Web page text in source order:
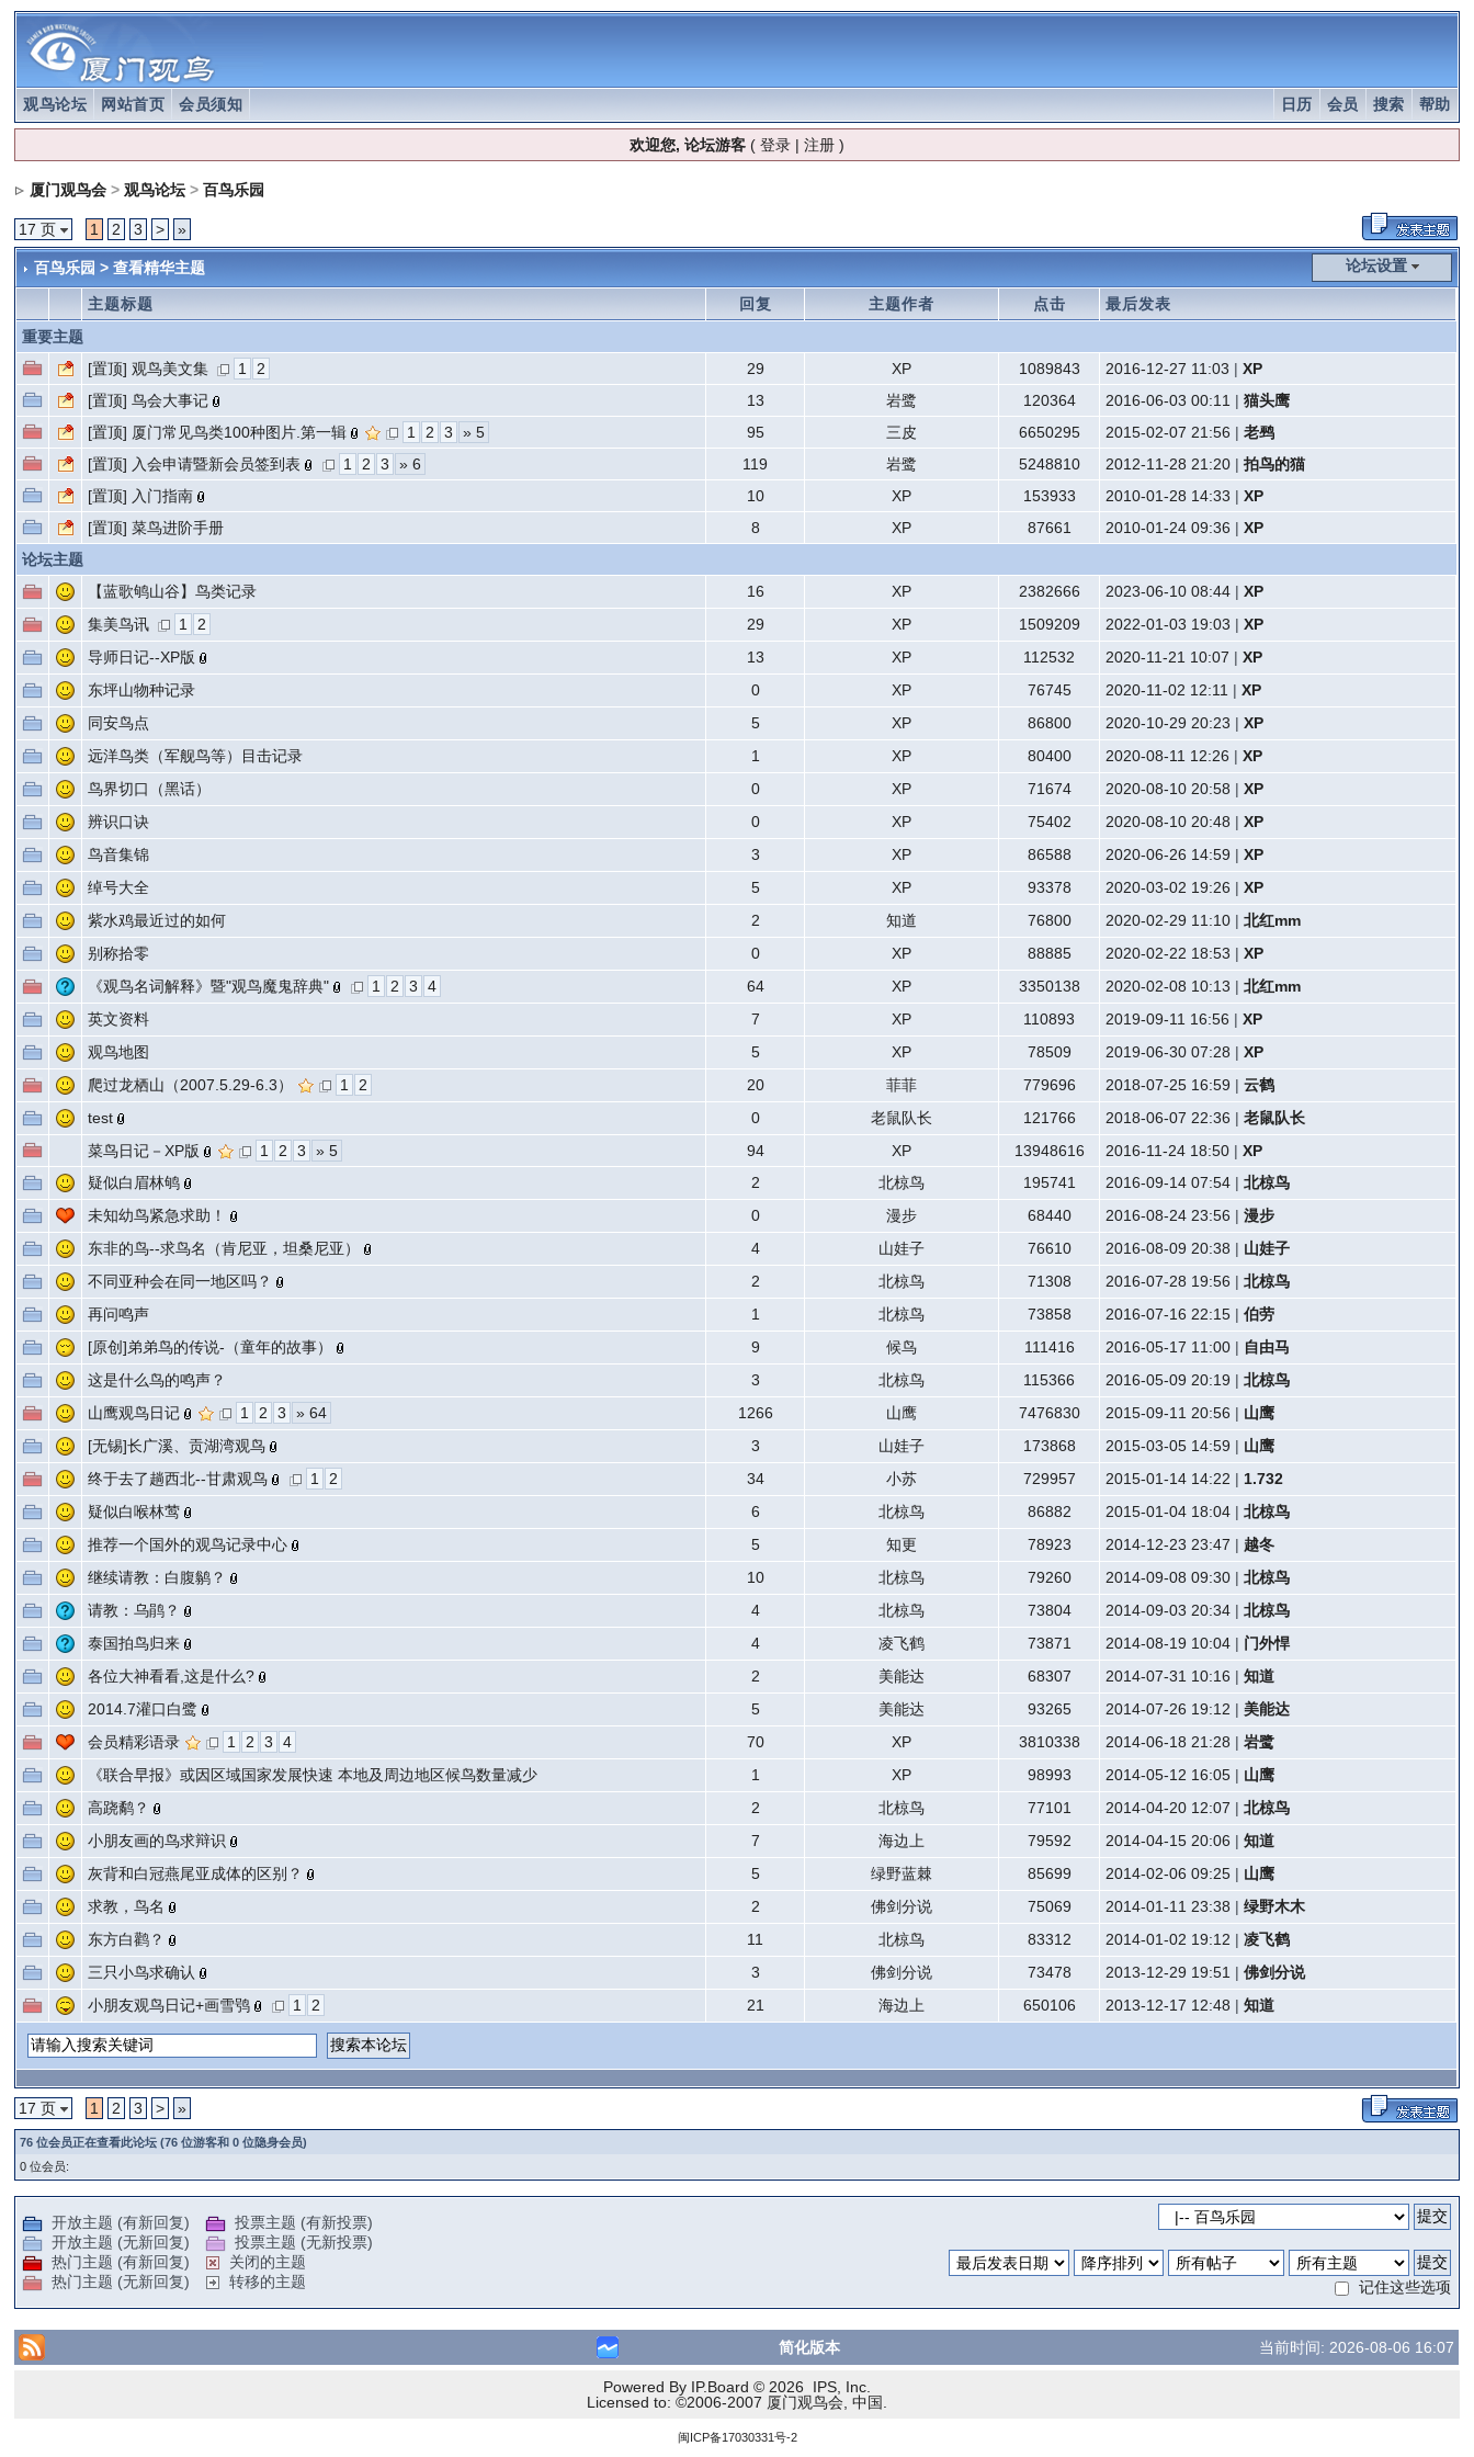
观鸟论坛 网站首页 会员须知 帮助
搜索
会员
日历
欢迎您, 论坛游客( 登录| 注册)
厦门观鸟会 >观鸟论坛>百鸟乐园
17 页 1 2 3 > »
百鸟乐园 >查看精华主题 论坛设置
主题标题 回复 主题作者 点击
最后发表
重要主题
[置顶]观鸟美文集 1 2 29 XP 1089843 2016-12-27 11:03 |XP
[置顶]鸟会大事记 13 岩鹭 120364 2016-06-03 00:11 |猫头鹰
[置顶] 厦门常见鸟类100种图片.第一辑 1 2 3 » 5 95 三皮 6650295 2015-02-07 21:56 |老鹀
[置顶] 入会申请暨新会员签到表 1 2 3 » 6 119 岩鹭 5248810 2012-11-28 21:20 |拍鸟的猫
[置顶] 入门指南 10 XP 153933 2010-01-28 14:33 |XP
[置顶]菜鸟进阶手册 8 XP 87661 2010-01-24 09:36 |XP
论坛主题
【蓝歌鸲山谷】鸟类记录
16 XP 2382666 2023-06-10 08:44 |XP
集美鸟讯
1 2 29 XP 1509209 2022-01-03 19:03 |XP
导师日记--XP版
13 XP 112532 2020-11-21 10:07 |XP
东坪山物种记录
0 XP 76745 2020-11-02 12:11 |XP
同安鸟点
5 XP 86800 2020-10-29 20:23 |XP
远洋鸟类（军舰鸟等）目击记录
1 XP 80400 2020-08-11 12:26 |XP
鸟界切口（黑话）
0 XP 71674 2020-08-10 20:58 |XP
辨识口诀
0 XP 75402 2020-08-10 20:48 |XP
鸟音集锦
3 XP 86588 2020-06-26 14:59 |XP
绰号大全
5 XP 93378 2020-03-02 19:26 |XP
紫水鸡最近过的如何
2 知道 76800 2020-02-29 11:10 |北红mm
别称拾零
0 XP 88885 2020-02-22 18:53 |XP
《观鸟名词解释》暨"观鸟魔鬼辞典"
1 2 3 4 64 XP 3350138 2020-02-08 10:13 |北红mm
英文资料
7 XP 110893 2019-09-11 16:56 |XP
观鸟地图
5 XP 78509 2019-06-30 07:28 |XP
爬过龙栖山（2007.5.29-6.3）
1 2 20 菲菲 779696 2018-07-25 16:59 |云鹤
test
0 老鼠队长 121766 2018-06-07 22:36 |老鼠队长
菜鸟日记－XP版
1 2 3 » 5 94 XP 13948616 2016-11-24 18:50 |XP
疑似白眉林鸲
2 北椋鸟 195741 2016-09-14 07:54 |北椋鸟
未知幼鸟紧急求助！
0 漫步 68440 2016-08-24 23:56 |漫步
东非的鸟--求鸟名（肯尼亚，坦桑尼亚）
4 山娃子 76610 2016-08-09 20:38 | 山娃子
不同亚种会在同一地区吗？
2 北椋鸟 71308 2016-07-28 19:56 |北椋鸟
再问鸣声
1 北椋鸟 73858 2016-07-16 22:15 |伯劳
[原创]弟弟鸟的传说-（童年的故事）
9 候鸟 111416 2016-05-17 11:00 | 自由马
这是什么鸟的鸣声？
3 北椋鸟 115366 2016-05-09 20:19 |北椋鸟
山鹰观鸟日记
1 2 3 » 64 1266 山鹰 7476830 2015-09-11 20:56 | 山鹰
[无锡]长广溪、贡湖湾观鸟
3 山娃子 173868 2015-03-05 14:59 | 山鹰
终于去了趟西北--甘肃观鸟
1 2 34 小苏 729957 2015-01-14 14:22 | 1.732
疑似白喉林莺
6 北椋鸟 86882 2015-01-04 18:04 |北椋鸟
推荐一个国外的观鸟记录中心
5 知更 78923 2014-12-23 23:47 | 越冬
继续请教：白腹鹟？
10 北椋鸟 79260 2014-09-08 09:30 |北椋鸟
请教：乌鹃？
4 北椋鸟 73804 2014-09-03 20:34 |北椋鸟
泰国拍鸟归来
4 凌飞鹤 73871 2014-08-19 10:04 | 门外悍
各位大神看看,这是什么?
2 美能达 68307 2014-07-31 10:16 |知道
2014.7灌口白鹭
5 美能达 93265 2014-07-26 19:12 |美能达
会员精彩语录
1 2 3 4 70 XP 3810338 2014-06-18 21:28 |岩鹭
《联合早报》或因区域国家发展快速 本地及周边地区候鸟数量减少
1 XP 98993 2014-05-12 16:05 | 山鹰
高跷鹬？
2 北椋鸟 77101 2014-04-20 12:07 |北椋鸟
小朋友画的鸟求辩识
7 海边上 79592 2014-04-15 20:06 |知道
灰背和白冠燕尾亚成体的区别？
5 绿野蓝棘 85699 2014-02-06 09:25 | 山鹰
求教，鸟名
2 佛剑分说 75069 2014-01-11 23:38 |绿野木木
东方白鹳？
11 北椋鸟 83312 2014-01-02 19:12 |凌飞鹤
三只小鸟求确认
3 佛剑分说 73478 2013-12-29 19:51 |佛剑分说
小朋友观鸟日记+画雪鸮
1 2 21 海边上 650106 2013-12-17 12:48 |知道
17 页 1 2 3 > »
76 位会员正在查看此论坛 (76 位游客和 0 位隐身会员)
0 位会员:
开放主题 (有新回复)
开放主题 (无新回复)
热门主题 (有新回复)
热门主题 (无新回复)
投票主题 (有新投票)
投票主题 (无新投票)
关闭的主题
转移的主题
记住这些选项
简化版本 当前时间: 2026-08-06 16:07
Powered By IP.Board © 2026 IPS, Inc.
Licensed to: ©2006-2007 厦门观鸟会, 中国.
闽ICP备17030331号-2